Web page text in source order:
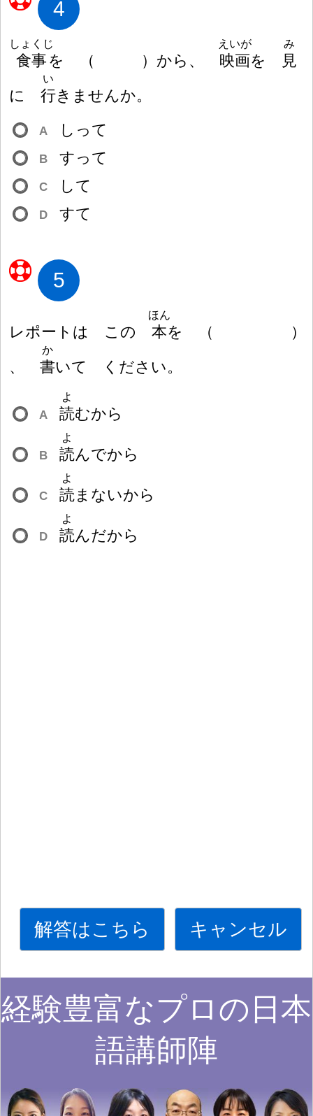
4
食事
しょくじ
を （ ） から、 映画
えいが
を 見
み
に 行
い
きませんか。
A しって
B すって
C して
D すて
5
レポートは この 本
ほん
を （
）
、 書
か
いて ください。
A 読
よ
むから
B 読
よ
んでから
C 読
よ
まないから
D 読
よ
んだから
解答はこちら キャンセル
経験豊富なプロの日本
語講師陣